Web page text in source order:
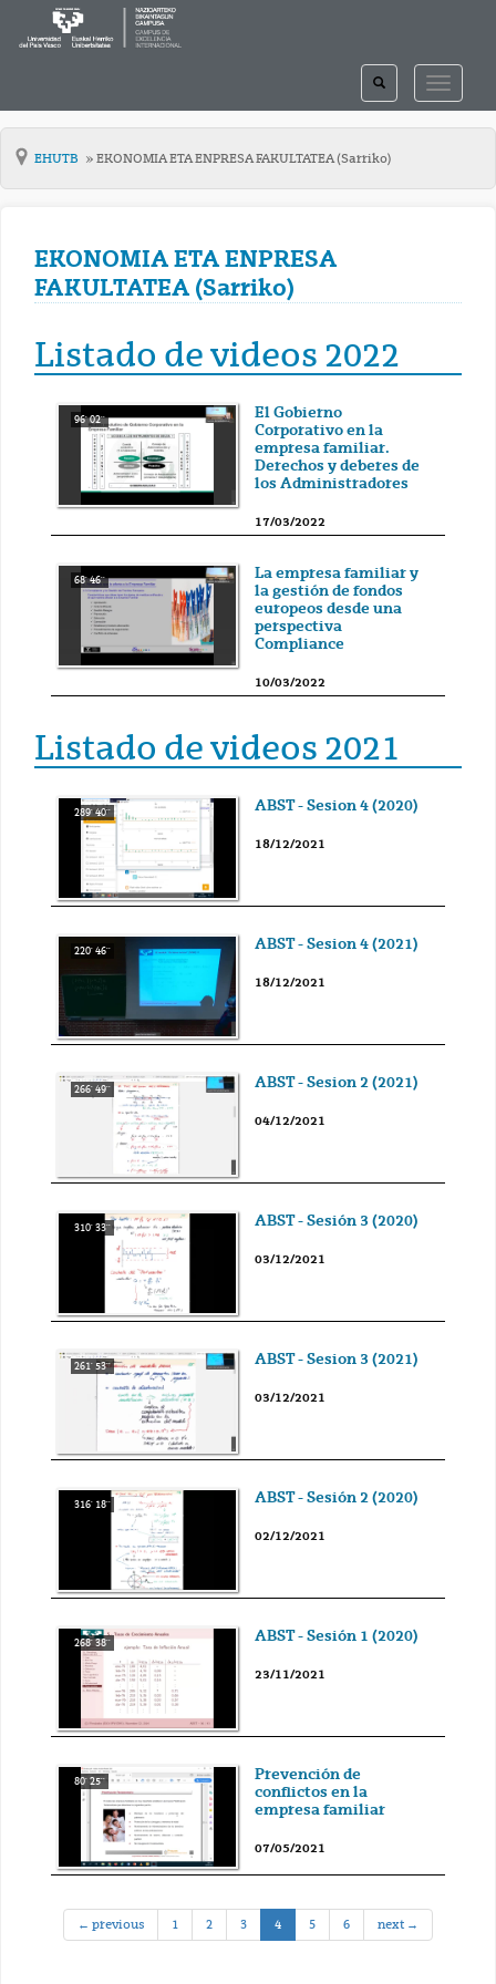
TOGGLE
TOGGLE
SEARCH
EHUTB EKONOMIA ETA ENPRESA FAKULTATEA (Sarriko)
EKONOMIA ETA ENPRESA
FAKULTATEA (Sarriko)
Listado de videos 2022
96' 02''
El Gobierno
Corporativo en la
empresa familiar.
Derechos y deberes de
los Administradores
17/03/2022
68' 46''
La empresa familiar y
la gestión de fondos
europeos desde una
perspectiva
Compliance
10/03/2022
Listado de videos 2021
289' 40'' ABST - Sesion 4 (2020)
18/12/2021
220' 46'' ABST - Sesion 4 (2021)
18/12/2021
266' 49'' ABST - Sesion 2 (2021)
04/12/2021
310' 33'' ABST - Sesión 3 (2020)
03/12/2021
261' 53'' ABST - Sesion 3 (2021)
03/12/2021
316' 18'' ABST - Sesión 2 (2020)
02/12/2021
268' 38'' ABST - Sesión 1 (2020)
23/11/2021
80' 25''
Prevención de
conflictos en la
empresa familiar
07/05/2021
← previous 1 2 3 4(current)
5 6 next →